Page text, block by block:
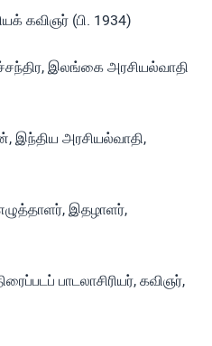
கவிஞர் (பி. 1934)
இலங்கை அரசியல்வாதி
இந்திய அரசியல்வாதி,
இதழாளர்,
பாடலாசிரியர், கவிஞர்,